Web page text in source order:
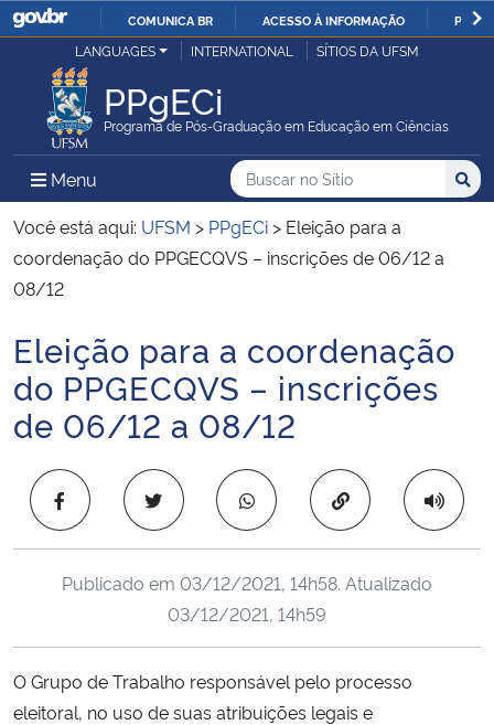
IR
COMUNICA BR ACESSO À INFORMAÇÃO
Ministério da Justiça e Segurança Pública
Ministério da Defesa
Ministério das Relações Exteriores
Ministério da Economia
Ministério da Infraestrutura
Ministério da Agricultura, Pecuária e Abastecimento
Ministério da Cidadania
Ministério da Ciência, Tecnologia, Inovações e Comunicações
LANGUAGES INTERNATIONAL SÍTIOS DA UFSM
PPgECi
Programa de Pós-Graduação em Educação em Ciências
Menu Menu Principal do Sítio
Busca
Buscar no no Sítio
Busca:
Você está aqui: UFSM > PPgECi > Eleição para a
coordenação do PPGECQVS – inscrições de 06/12 a
08/12
Início do conteúdo
Eleição para a coordenação
do PPGECQVS – inscrições
de 06/12 a 08/12
Copiar para área
Publicado em 03/12/2021, 14h58. Atualizado
03/12/2021, 14h59
O Grupo de Trabalho responsável pelo processo
eleitoral, no uso de suas atribuições legais e